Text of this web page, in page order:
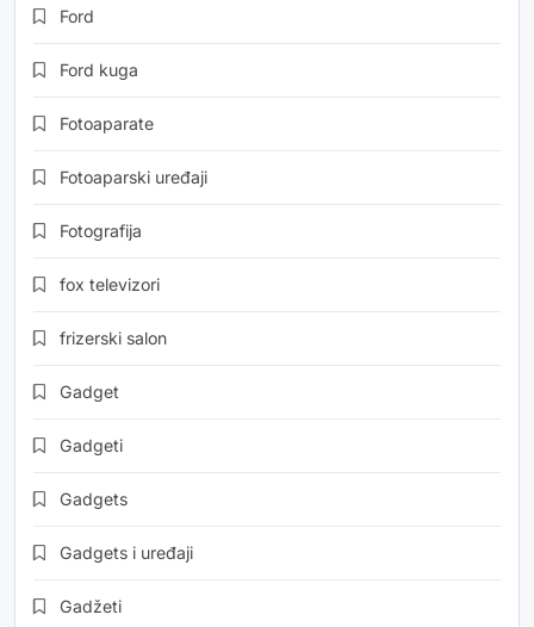
Ford
Ford kuga
Fotoaparate
Fotoaparski uređaji
Fotografija
fox televizori
frizerski salon
Gadget
Gadgeti
Gadgets
Gadgets i uređaji
Gadžeti